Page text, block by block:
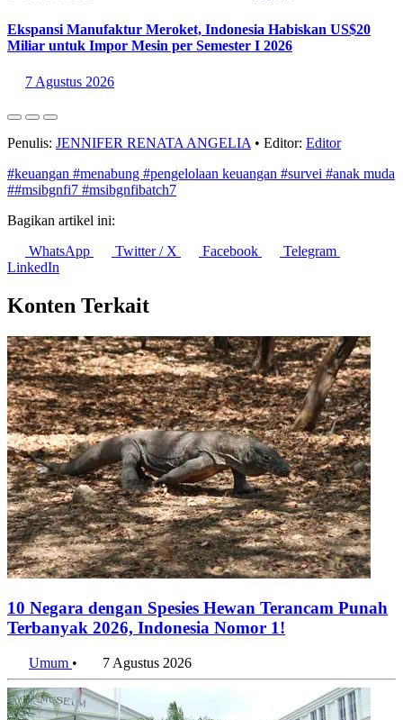
Ekspansi Manufaktur Meroket, Indonesia Habiskan US$20
Miliar untuk Impor Mesin per Semester I 2026
7 Agustus 2026
Penulis: JENNIFER RENATA ANGELIA • Editor: Editor
#keuangan #menabung #pengelolaan keuangan #survei #anak muda
##msibgnfi7 #msibgnfibatch7
Bagikan artikel ini:
WhatsApp
Twitter / X Facebook
Telegram
LinkedIn
Konten Terkait
10 Negara dengan Spesies Hewan Terancam Punah
Terbanyak 2026, Indonesia Nomor 1!
Umum • 7 Agustus 2026